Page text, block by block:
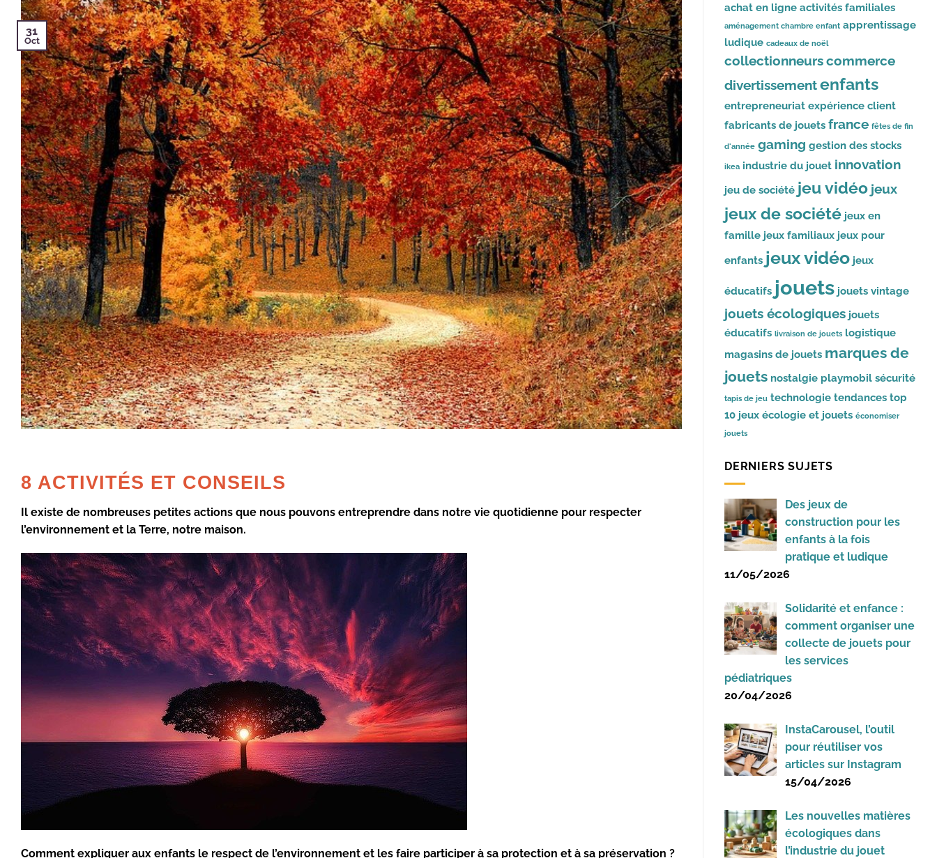
31
Oct
8 ACTIVITÉS ET CONSEILS
Il existe de nombreuses petites actions que nous pouvons entreprendre dans notre vie quotidienne pour respecter
l’environnement et la Terre, notre maison.
Comment expliquer aux enfants le respect de l’environnement et les faire participer à sa protection et à sa préservation ?
achat en ligne activités familiales
aménagement chambre enfant apprentissage
ludique cadeaux de noël
collectionneurscommerce
divertissementenfants
entrepreneuriat expérience client
fabricants de jouets france fêtes de fin
d'année gaming gestion des stocks
ikea industrie du jouet innovation
jeu de société jeu vidéo jeux
jeux de société jeux en
famille jeux familiaux jeux pour
enfants jeux vidéo jeux
éducatifs jouets jouets vintage
jouets écologiques jouets
éducatifs livraison de jouets logistique
magasins de jouets marques de
jouets nostalgie playmobil sécurité
tapis de jeu technologie tendances top
10 jeux écologie et jouets économiser
jouets
DERNIERS SUJETS
Des jeux de
construction pour les
enfants à la fois
pratique et ludique
11/05/2026
Solidarité et enfance :
comment organiser une
collecte de jouets pour
les services
pédiatriques
20/04/2026
InstaCarousel, l’outil
pour réutiliser vos
articles sur Instagram
15/04/2026
Les nouvelles matières
écologiques dans
l’industrie du jouet